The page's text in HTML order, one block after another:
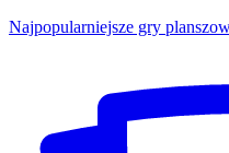
Najpopularniejsze gry